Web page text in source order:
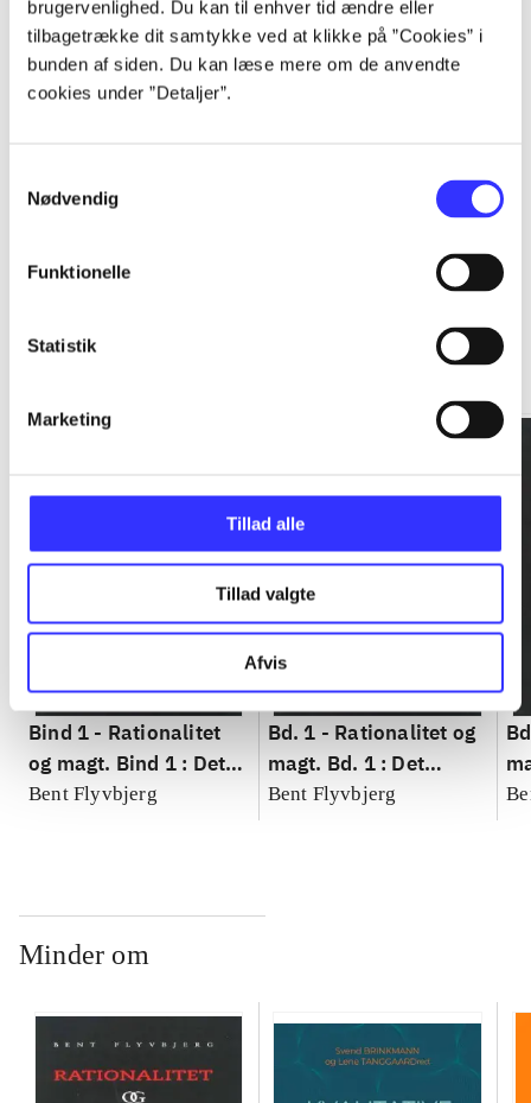
brugervenlighed. Du kan til enhver tid ændre eller
tilbagetrække dit samtykke ved at klikke på ”Cookies” i
bunden af siden. Du kan læse mere om de anvendte
cookies under ”Detaljer”.
Nødvendig
Funktionelle
Statistik
Marketing
Tillad alle
Tillad valgte
Afvis
...
Bind 1 - Rationalitet
og magt. Bind 1 : Det
konkretes videnskab
Bent Flyvbjerg
Bd. 1 - Rationalitet og
magt. Bd. 1 : Det
konkretes videnskab
Bent Flyvbjerg
Minder om